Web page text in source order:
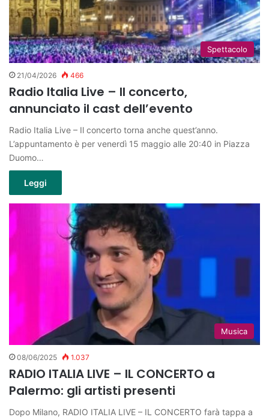
Spettacolo
21/04/2026 466
Radio Italia Live – Il concerto,
annunciato il cast dell’evento
Radio Italia Live – Il concerto torna anche quest’anno.
L’appuntamento è per venerdì 15 maggio alle 20:40 in Piazza
Duomo…
Leggi
Musica
08/06/2025 1.037
RADIO ITALIA LIVE – IL CONCERTO a
Palermo: gli artisti presenti
Dopo Milano, RADIO ITALIA LIVE – IL CONCERTO farà tappa a